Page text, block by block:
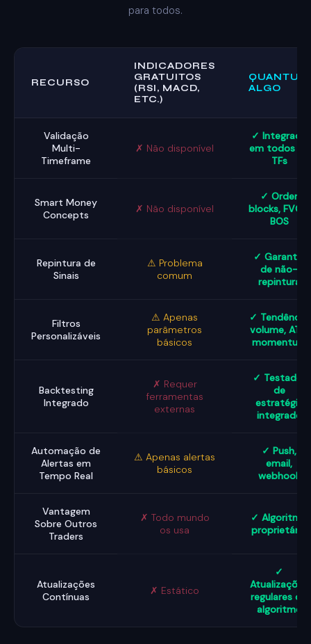
para todos.
RECURSO
INDICADORES
GRATUITOS
(RSI, MACD,
ETC.)
QUANTUM
ALGO
Validação
Multi-
Timeframe
✗ Não disponível
✓ Integrado
em todos os
TFs
Smart Money
Concepts
✗ Não disponível
✓ Order
blocks, FVGs,
BOS
Repintura de
Sinais
⚠ Problema
comum
✓ Garantia
de não-
repintura
Filtros
Personalizáveis
⚠ Apenas
parâmetros
básicos
✓ Tendência,
volume, ATR,
momentum
Backtesting
Integrado
✗ Requer
ferramentas
externas
✓ Testador
de
estratégia
integrado
Automação de
Alertas em
Tempo Real
⚠ Apenas alertas
básicos
✓ Push,
email,
webhook
Vantagem
Sobre Outros
Traders
✗ Todo mundo
os usa
✓ Algoritmo
proprietário
Atualizações
Contínuas
✗ Estático
✓
Atualizações
regulares do
algoritmo